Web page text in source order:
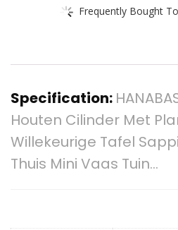
Frequently Bought
Specification:
Houten Cilinder Met
Willekeurige Tafel
Thuis Mini Vaas Tuin…